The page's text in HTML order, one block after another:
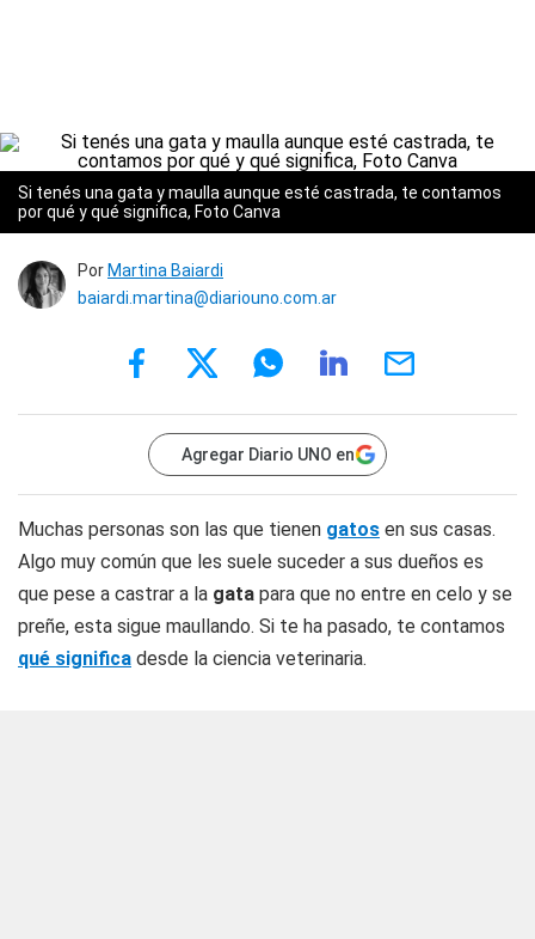
Si tenés una gata y maulla aunque esté castrada, te contamos
por qué y qué significa, Foto Canva
Por Martina Baiardi
baiardi.martina@diariouno.com.ar
Agregar Diario UNO en
Muchas personas son las que tienen gatos en sus casas.
Algo muy común que les suele suceder a sus dueños es
que pese a castrar a la gata para que no entre en celo y se
preñe, esta sigue maullando. Si te ha pasado, te contamos
qué significa desde la ciencia veterinaria.